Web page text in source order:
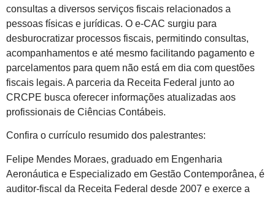
consultas a diversos serviços fiscais relacionados a
pessoas físicas e jurídicas. O e-CAC surgiu para
desburocratizar processos fiscais, permitindo consultas,
acompanhamentos e até mesmo facilitando pagamento e
parcelamentos para quem não está em dia com questões
fiscais legais. A parceria da Receita Federal junto ao
CRCPE busca oferecer informações atualizadas aos
profissionais de Ciências Contábeis.
Confira o currículo resumido dos palestrantes:
Felipe Mendes Moraes, graduado em Engenharia
Aeronáutica e Especializado em Gestão Contemporânea, é
auditor-fiscal da Receita Federal desde 2007 e exerce a